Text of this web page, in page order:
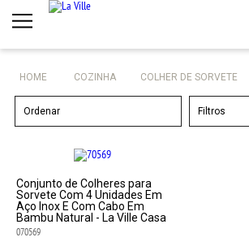
Mesa
Eletro
Bar
HOME COZINHA COLHER DE SORVETE
Filtros
Ordenar
Conjunto de Colheres para
Sorvete Com 4 Unidades Em
Aço Inox E Com Cabo Em
Bambu Natural - La Ville Casa
070569